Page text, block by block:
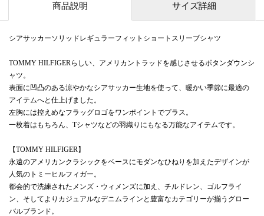
商品説明 サイズ詳細
シアサッカーソリッドレギュラーフィットショートスリーブシャツ
TOMMY HILFIGERらしい、アメリカントラッドを感じさせるボタンダウンシ
ャツ。
表面に凹凸のある涼やかなシアサッカー生地を使って、暖かい季節に最適の
アイテムへと仕上げました。
左胸には控えめなフラッグロゴをワンポイントでプラス。
一枚着はもちろん、Tシャツなどの羽織りにもなる万能なアイテムです。
【TOMMY HILFIGER】
永遠のアメリカンクラシックをベースにモダンなひねりを加えたデザインが
人気のトミーヒルフィガー。
都会的で洗練されたメンズ・ウィメンズに加え、チルドレン、ゴルフライ
ン、そしてよりカジュアルなデニムラインと豊富なカテゴリーが揃うグロー
バルブランド。